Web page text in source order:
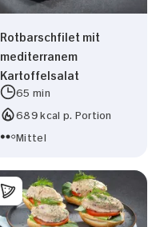
Rotbarschfilet mit
mediterranem
Kartoffelsalat
65 min
689 kcal p. Portion
Mittel